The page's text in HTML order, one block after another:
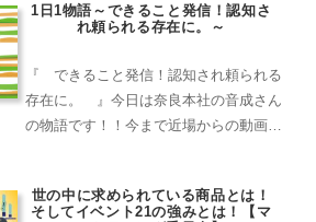
1台グループ会社のステップさんに引取
1日1物語～できること発信！認知さ
れ頼られる存在に。～
『 できること発信！認知され頼られる
存在に。 』今日は奈良本社の音成さん
の物語です！！今まで近場からの動画依
内定式の動画制作依頼がきました。電話
世の中に求められている商品とは！
そしてイベント21の強みとは！【マ